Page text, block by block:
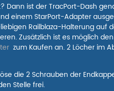
ist der TracPort-Dash
einem StarPort-Adapter
Railblaza-Halterung auf
Zusätzlich ist es möglich
zum Kaufen an. 2 Löcher im
die 2 Schrauben der
Stelle frei.